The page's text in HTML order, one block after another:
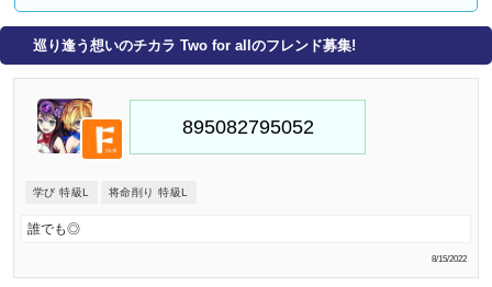
巡り逢う想いのチカラ Two for allのフレンド募集!
学び 特級L 将命削り 特級L
誰でも◎
8/15/2022